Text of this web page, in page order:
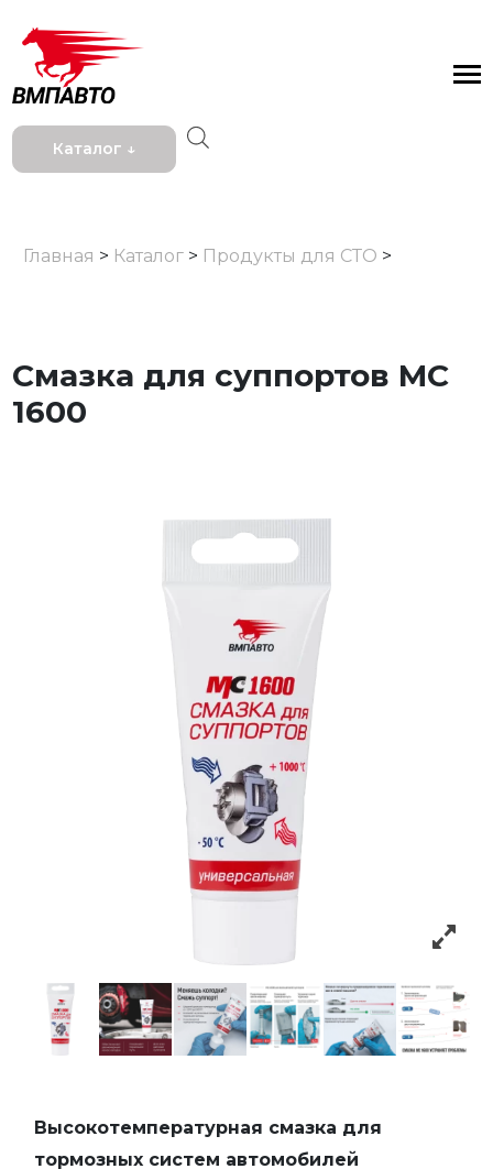
Каталог ↓
Главная > Каталог > Продукты для СТО >
Смазка для суппортов МС
1600
Высокотемпературная смазка для
тормозных систем автомобилей